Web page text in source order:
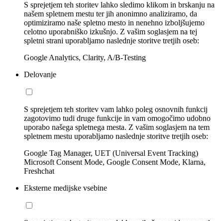
S sprejetjem teh storitev lahko sledimo klikom in brskanju na
našem spletnem mestu ter jih anonimno analiziramo, da
optimiziramo naše spletno mesto in nenehno izboljšujemo
celotno uporabniško izkušnjo. Z vašim soglasjem na tej
spletni strani uporabljamo naslednje storitve tretjih oseb:
Google Analytics, Clarity, A/B-Testing
Delovanje
S sprejetjem teh storitev vam lahko poleg osnovnih funkcij
zagotovimo tudi druge funkcije in vam omogočimo udobno
uporabo našega spletnega mesta. Z vašim soglasjem na tem
spletnem mestu uporabljamo naslednje storitve tretjih oseb:
Google Tag Manager, UET (Universal Event Tracking)
Microsoft Consent Mode, Google Consent Mode, Klarna,
Freshchat
Eksterne medijske vsebine